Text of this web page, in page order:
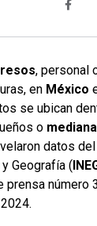
, personal
en México
se ubican
o
datos
Geografía (
prensa número